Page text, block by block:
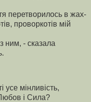
перетворилось в жах-
проворкотів мiй
ним, - сказала
усе мінливість,
і Cила?